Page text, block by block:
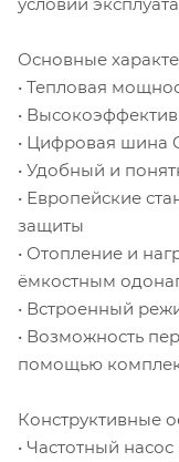
Основные
• Тепловая
•
• Цифровая шина
• Удобный и
• Европейские
защиты
• Отопление и
ёмкостным
• Встроенный
• Возможность
помощью
Конструктивные
• Частотный насос